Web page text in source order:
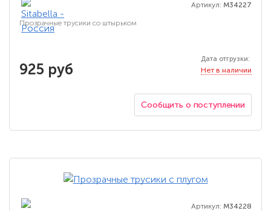
Артикул: M34227
Прозрачные трусики со штырьком
925 руб
Дата отгрузки:
Нет в наличии
Сообщить о поступлении
Артикул: M34228